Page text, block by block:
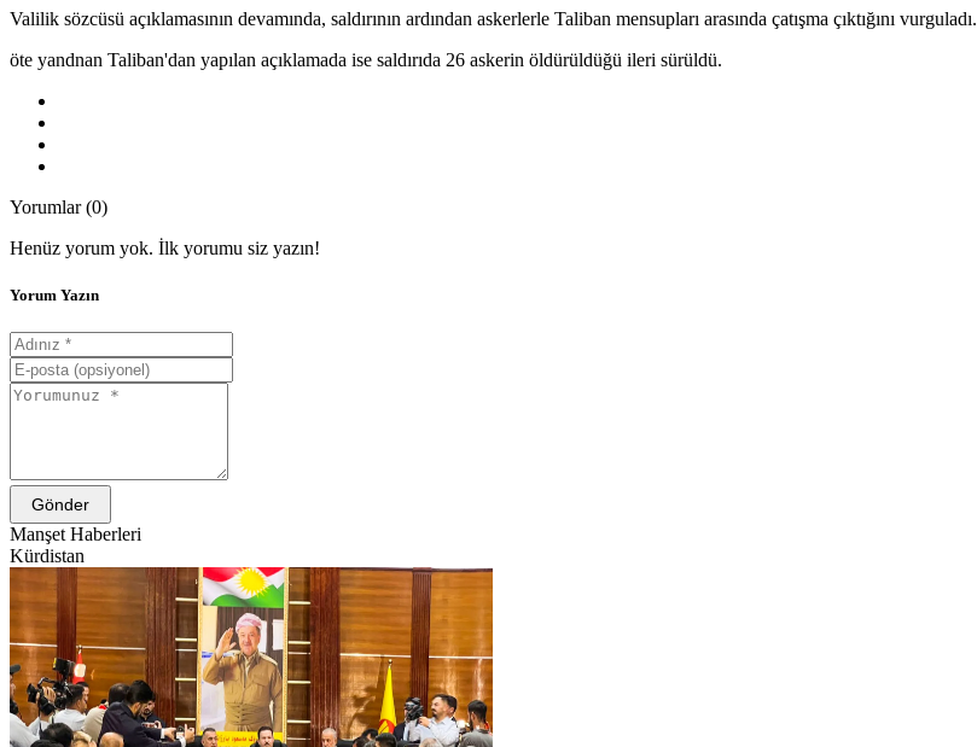
Valilik sözcüsü açıklamasının devamında, saldırının ardından askerlerle Taliban mensupları arasında çatışma çıktığını vurguladı.
öte yandnan Taliban'dan yapılan açıklamada ise saldırıda 26 askerin öldürüldüğü ileri sürüldü.
Yorumlar (0)
Henüz yorum yok. İlk yorumu siz yazın!
Yorum Yazın
Gönder
Manşet Haberleri
Kürdistan